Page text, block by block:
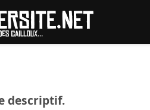
descriptif.